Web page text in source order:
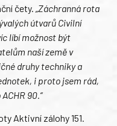
čety. „Záchranná rota
útvarů Civilní
líbí možnost být
naší země v
druhy techniky a
i proto jsem rád,
90.“
Aktivní zálohy 151.